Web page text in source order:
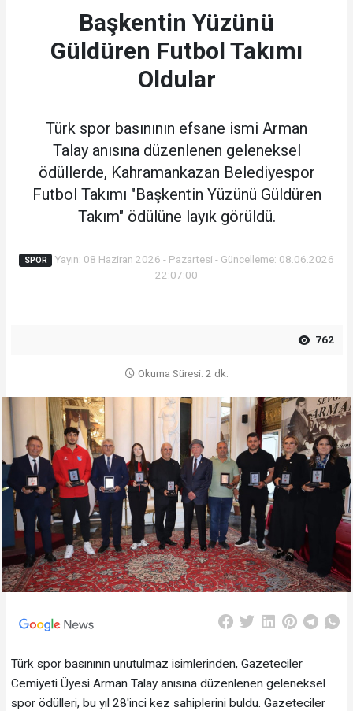
Başkentin Yüzünü
Güldüren Futbol Takımı
Oldular
Türk spor basınının efsane ismi Arman
Talay anısına düzenlenen geleneksel
ödüllerde, Kahramankazan Belediyespor
Futbol Takımı "Başkentin Yüzünü Güldüren
Takım" ödülüne layık görüldü.
SPOR
Yayın: 08 Haziran 2026 - Pazartesi - Güncelleme: 08.06.2026
22:07:00
762
Okuma Süresi: 2 dk.
Türk spor basınının unutulmaz isimlerinden, Gazeteciler
Cemiyeti Üyesi Arman Talay anısına düzenlenen geleneksel
spor ödülleri, bu yıl 28'inci kez sahiplerini buldu. Gazeteciler